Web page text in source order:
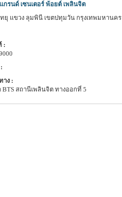
กรนด์ เซนเตอร์ พ้อยต์ เพลินจิต
ทยุ แขวง ลุมพินี เขตปทุมวัน กรุงเทพมหานคร
:
าง :
BTS สถานีเพลินจิต ทางออกที่ 5